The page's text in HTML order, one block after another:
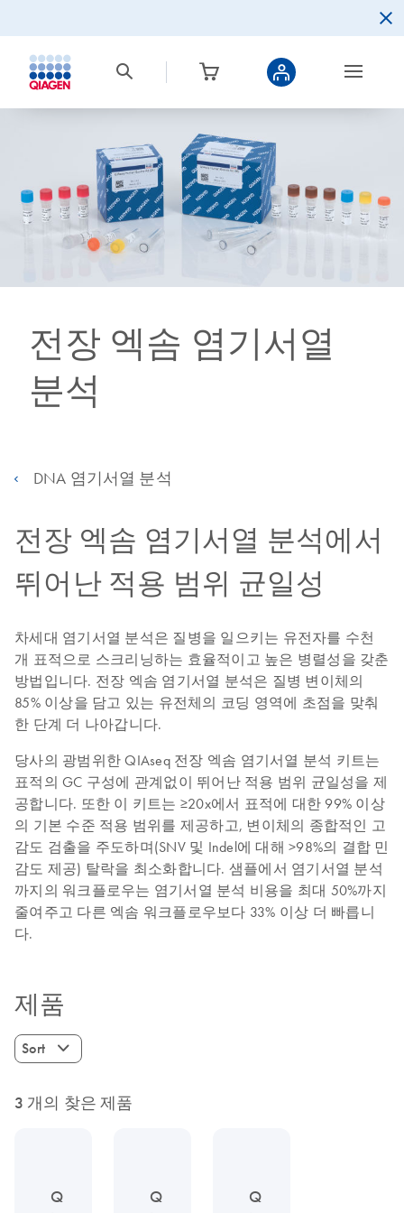
전장 엑솜 염기서열
분석
DNA 염기서열 분석
전장 엑솜 염기서열 분석에서
뛰어난 적용 범위 균일성
차세대 염기서열 분석은 질병을 일으키는 유전자를 수천
개 표적으로 스크리닝하는 효율적이고 높은 병렬성을 갖춘
방법입니다. 전장 엑솜 염기서열 분석은 질병 변이체의
85% 이상을 담고 있는 유전체의 코딩 영역에 초점을 맞춰
한 단계 더 나아갑니다.
당사의 광범위한 QIAseq 전장 엑솜 염기서열 분석 키트는
표적의 GC 구성에 관계없이 뛰어난 적용 범위 균일성을 제
공합니다. 또한 이 키트는 ≥20x에서 표적에 대한 99% 이상
의 기본 수준 적용 범위를 제공하고, 변이체의 종합적인 고
감도 검출을 주도하며(SNV 및 Indel에 대해 >98%의 결합 민
감도 제공) 탈락을 최소화합니다. 샘플에서 염기서열 분석
까지의 워크플로우는 염기서열 분석 비용을 최대 50%까지
줄여주고 다른 엑솜 워크플로우보다 33% 이상 더 빠릅니
다.
제품
Sort
3 개의 찾은 제품
Q
Q
Q